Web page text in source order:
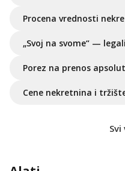
Procena vrednosti
„Svoj na svome“ —
Porez na prenos
Cene nekretnina i